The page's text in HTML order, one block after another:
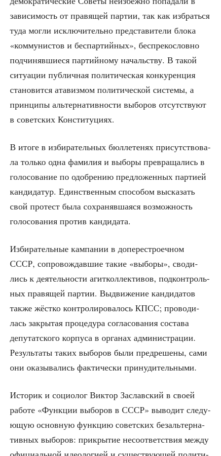
зави­си­мость от пра­вя­щей пар­тии, так как избрать­ся
туда мог­ли исклю­чи­тель­но пред­ста­ви­те­ли бло­ка
«ком­му­ни­стов и бес­пар­тий­ных», бес­пре­ко­слов­но
под­чи­няв­ши­е­ся пар­тий­но­му началь­ству. В такой
ситу­а­ции пуб­лич­ная поли­ти­че­ская кон­ку­рен­ция
ста­но­вит­ся ата­виз­мом поли­ти­че­ской систе­мы, а
прин­ци­пы аль­тер­на­тив­но­сти выбо­ров отсут­ству­ют
в совет­ских Конституциях.
В ито­ге в изби­ра­тель­ных бюл­ле­те­нях при­сут­ство­ва­
ла толь­ко одна фами­лия и выбо­ры пре­вра­ща­лись в
голо­со­ва­ние по одоб­ре­нию пред­ло­жен­ных пар­ти­ей
кан­ди­да­тур. Един­ствен­ным спо­со­бом выска­зать
свой про­тест была сохра­няв­ша­я­ся воз­мож­ность
голо­со­ва­ния про­тив кандидата.
Изби­ра­тель­ные кам­па­нии в допе­ре­стро­еч­ном
СССР, сопро­вож­дав­шие такие «выбо­ры», сво­ди­
лись к дея­тель­но­сти агит­кол­лек­ти­вов, под­кон­троль­
ных пра­вя­щей пар­тии. Выдви­же­ние кан­ди­да­тов
так­же жёст­ко кон­тро­ли­ро­ва­лось КПСС; про­во­ди­
лась закры­тая про­це­ду­ра согла­со­ва­ния соста­ва
депу­тат­ско­го кор­пу­са в орга­нах адми­ни­стра­ции.
Резуль­та­ты таких выбо­ров были пред­ре­ше­ны, сами
они ока­зы­ва­лись фак­ти­че­ски принудительными.
Исто­рик и социо­лог Вик­тор Заслав­ский в сво­ей
рабо­те «Функ­ции выбо­ров в СССР» выво­дит сле­ду­
ю­щую основ­ную функ­цию совет­ских без­аль­тер­на­
тив­ных выбо­ров: при­кры­тие несо­от­вет­ствия меж­ду